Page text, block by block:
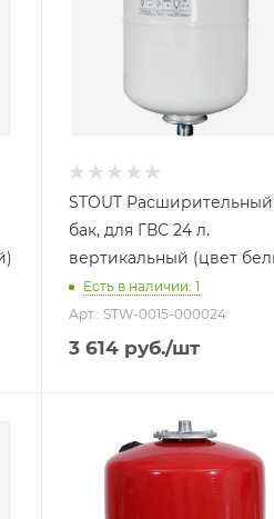
водоснабжения
Гарантийный срок
STOUT Расширительный
бак, для ГВС 24 л.
вертикальный (цвет
Есть в наличии: 1
Арт.: STW-0015-000024
3 614 руб./шт
Объем бака, литров